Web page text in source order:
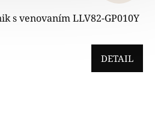
s venovaním LLV82-GP010Y
DETAIL